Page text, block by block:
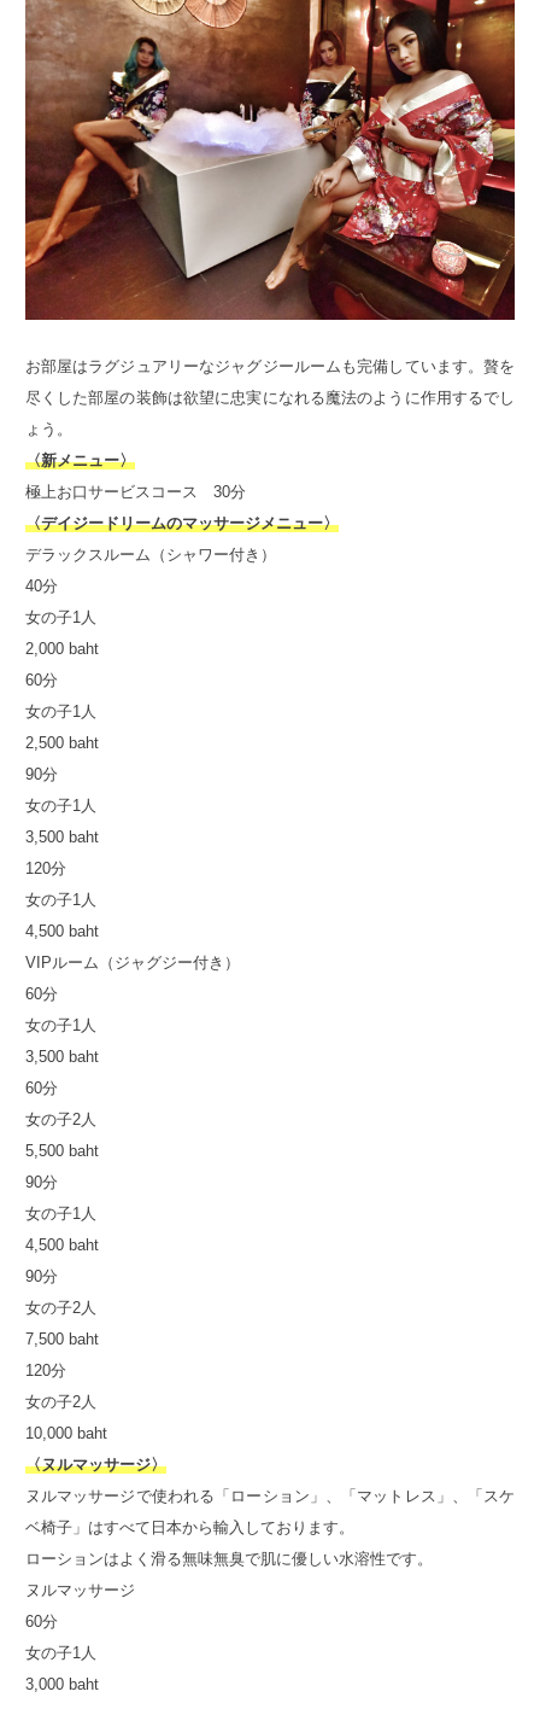
お部屋はラグジュアリーなジャグジールームも完備しています。贅を
尽くした部屋の装飾は欲望に忠実になれる魔法のように作用するでし
ょう。
〈新メニュー〉
極上お口サービスコース 30分
〈デイジードリームのマッサージメニュー〉
デラックスルーム（シャワー付き）
40分
女の子1人
2,000 baht
60分
女の子1人
2,500 baht
90分
女の子1人
3,500 baht
120分
女の子1人
4,500 baht
VIPルーム（ジャグジー付き）
60分
女の子1人
3,500 baht
60分
女の子2人
5,500 baht
90分
女の子1人
4,500 baht
90分
女の子2人
7,500 baht
120分
女の子2人
10,000 baht
〈ヌルマッサージ〉
ヌルマッサージで使われる「ローション」、「マットレス」、「スケ
ベ椅子」はすべて日本から輸入しております。
ローションはよく滑る無味無臭で肌に優しい水溶性です。
ヌルマッサージ
60分
女の子1人
3,000 baht